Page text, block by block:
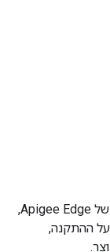
Edge for Private Cloud הוא התקנה מקומית של Apigee Edge,
ההתקנה,